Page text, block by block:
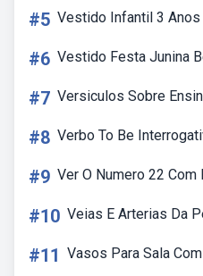
#5 Vestido Infantil 3 Anos
#6 Vestido Festa Junina
#7 Versiculos Sobre
#8 Verbo To Be
#9 Ver O Numero 22 Com
#10 Veias E Arterias Da
#11 Vasos Para Sala